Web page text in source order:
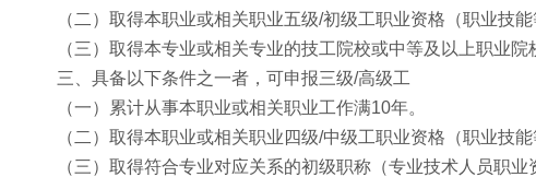
（二）取得本职业或相关职业五级/初级工职业资格（职业技
（三）取得本专业或相关专业的技工院校或中等及以上职业
三、具备以下条件之一者，可申报三级/高级工
（一）累计从事本职业或相关职业工作满10年。
（二）取得本职业或相关职业四级/中级工职业资格（职业技
（三）取得符合专业对应关系的初级职称（专业技术人员职